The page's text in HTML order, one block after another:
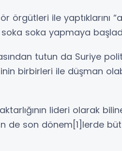
örgütleri ile yaptıklarını
soka yapmaya
tutun da Suriye
birbirleri ile düşman
lideri olarak
de son dönem[1]lerde